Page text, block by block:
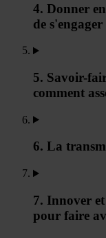
4. Donner
de s'engager
5. Savoir-
comment
6. La
7. Innover
pour faire